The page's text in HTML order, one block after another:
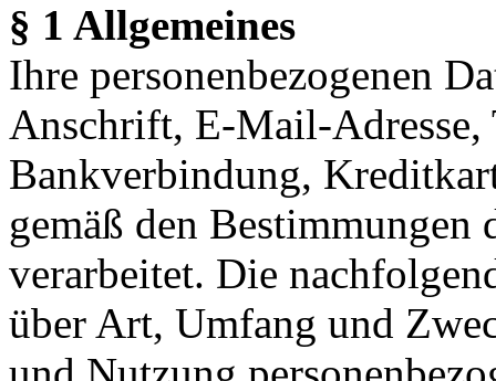
§ 1 Allgemeines
Ihre personenbezogenen
Anschrift, E-Mail-Adresse,
Bankverbindung,
gemäß den Bestimmungen
verarbeitet. Die
über Art, Umfang und